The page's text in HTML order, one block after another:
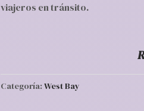
viajeros en tránsito.
Categoría: West Bay